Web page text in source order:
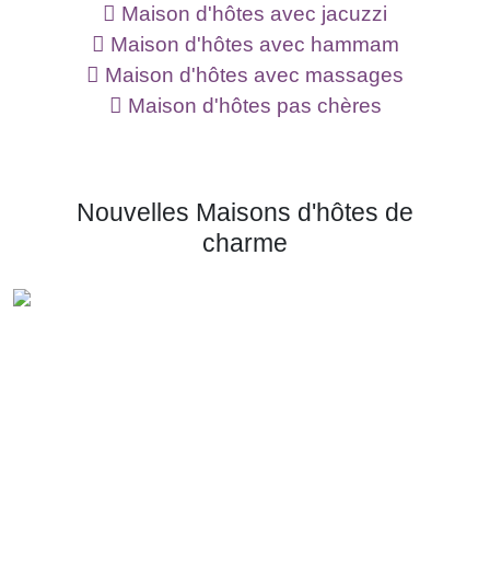
Maison d'hôtes avec jacuzzi
Maison d'hôtes avec hammam
Maison d'hôtes avec massages
Maison d'hôtes pas chères
Nouvelles Maisons d'hôtes de
charme